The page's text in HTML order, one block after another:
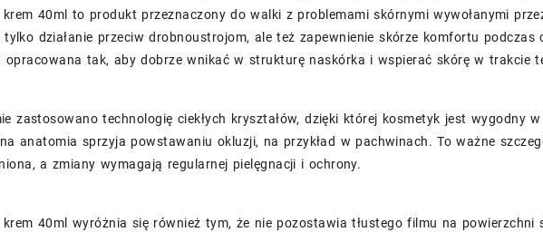
krem 40ml to produkt przeznaczony do walki z problemami skórnymi wywołanymi
tylko działanie przeciw drobnoustrojom, ale też zapewnienie skórze komfortu podczas
opracowana tak, aby dobrze wnikać w strukturę naskórka i wspierać skórę w trakcie
zastosowano technologię ciekłych kryształów, dzięki której kosmetyk jest wygodny
anatomia sprzyja powstawaniu okluzji, na przykład w pachwinach. To ważne
a zmiany wymagają regularnej pielęgnacji i ochrony.
krem 40ml wyróżnia się również tym, że nie pozostawia tłustego filmu na powierzchni